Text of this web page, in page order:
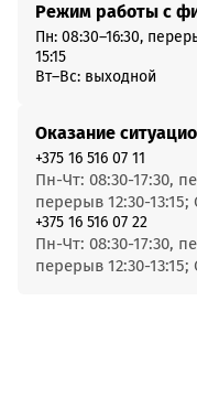
Режим работы с
Пн: 08:30–16:30,
15:15
Вт–Вс: выходной
Оказание
+375 16 516 07 11
Пн-Чт: 08:30-17:30,
перерыв 12:30-
+375 16 516 07 22
Пн-Чт: 08:30-17:30,
перерыв 12:30-